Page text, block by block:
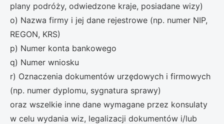
plany podróży, odwiedzone kraje, posiadane wizy)
o) Nazwa firmy i jej dane rejestrowe (np. numer NIP,
REGON, KRS)
p) Numer konta bankowego
q) Numer wniosku
r) Oznaczenia dokumentów urzędowych i firmowych
(np. numer dyplomu, sygnatura sprawy)
oraz wszelkie inne dane wymagane przez konsulaty
w celu wydania wiz, legalizacji dokumentów i/lub